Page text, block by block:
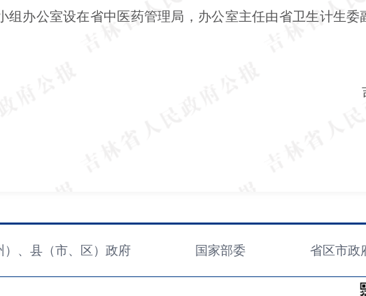
组办公室设在省中医药管理局，办公室主任由省卫生计生委
）、县（市、区）政府 国家部委 省区市政